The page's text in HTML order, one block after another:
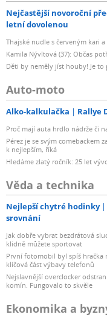
Nejčastější novoroční
letní dovolenou
Thajské nudle s červeným kari
Kamila Nývltová (37): Občas
Děti by neměly jíst houby! Je to
Auto-moto
Alko-kalkulačka Rallye
Proč mají auta hrdlo nádrže či
Pérez je se svým comebackem
k nejlepším, říká
Hledáme zlatý ročník: 25 let
Věda a technika
Nejlepší chytré hodinky
srovnání
Jak dobře vybrat bezdrátová
klidně můžete sportovat
První fotomobil byl spíš hračka
klíčová část výbavy telefonů
Nejslavnější overclocker
komín. Fungovalo to skvěle
Ekonomika a